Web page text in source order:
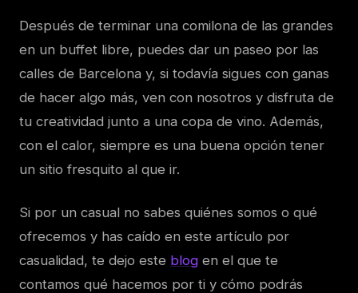
Después de terminar una comilona de las grandes
en un buffet libre, puedes dar un paseo por las
calles de Barcelona y, si todavía sigues con ganas
de hacer algo más, ven con nosotros y disfruta de
tu creatividad junto a una copa de vino. Además,
con el calor, siempre es una buena opción tener
un sitio fresquito al que ir.
Si por un casual no sabes quiénes somos o qué
ofrecemos y has caído en este artículo por
casualidad, te dejo este blog en el que te
contamos qué hacemos por ti y cómo podrás